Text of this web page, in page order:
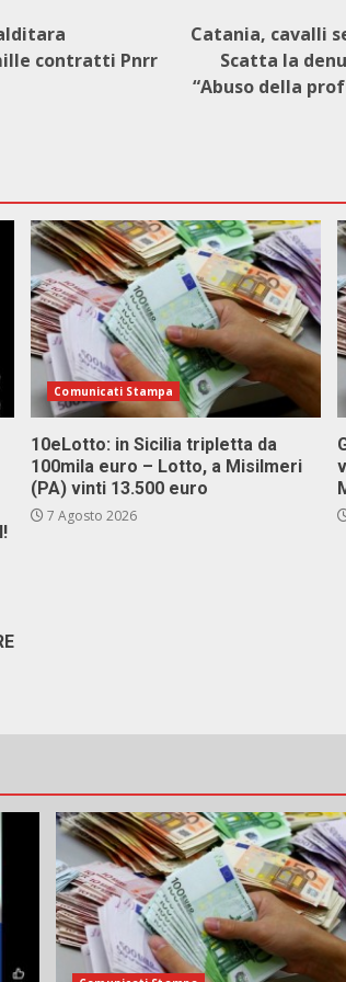
contratti Pnrr
Catania, cavalli
Scatta la
“Abuso della
Comunicati Stampa
10eLotto: in Sicilia tripletta da
100mila euro – Lotto, a Misilmeri
(PA) vinti 13.500 euro
7 Agosto 2026